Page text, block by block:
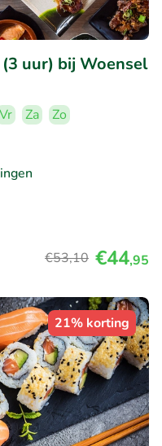
uur) bij Woensel
Vr Za
Zo
€53,10 €44,95
21% korting